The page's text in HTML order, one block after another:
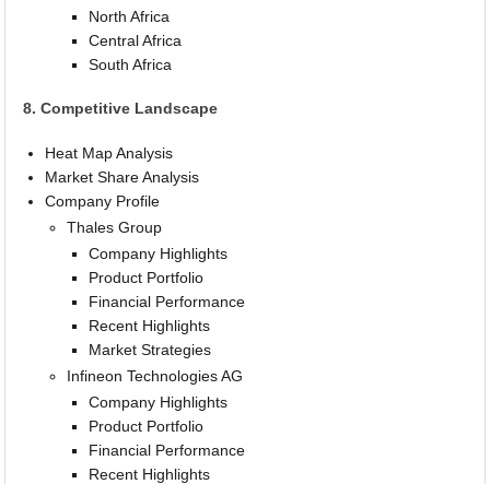
North Africa
Central Africa
South Africa
8. Competitive Landscape
Heat Map Analysis
Market Share Analysis
Company Profile
Thales Group
Company Highlights
Product Portfolio
Financial Performance
Recent Highlights
Market Strategies
Infineon Technologies AG
Company Highlights
Product Portfolio
Financial Performance
Recent Highlights